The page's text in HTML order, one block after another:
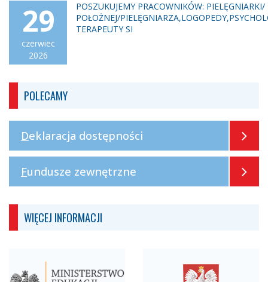
29
czerwiec
2026
POSZUKUJEMY PRACOWNIKÓW: PIELĘGNIARKI/
POŁOŻNEJ/
TERAPEUTY SI
POLECAMY
Deklaracja dostępności
Fundusze zewnętrzne
WIĘCEJ INFORMACJI